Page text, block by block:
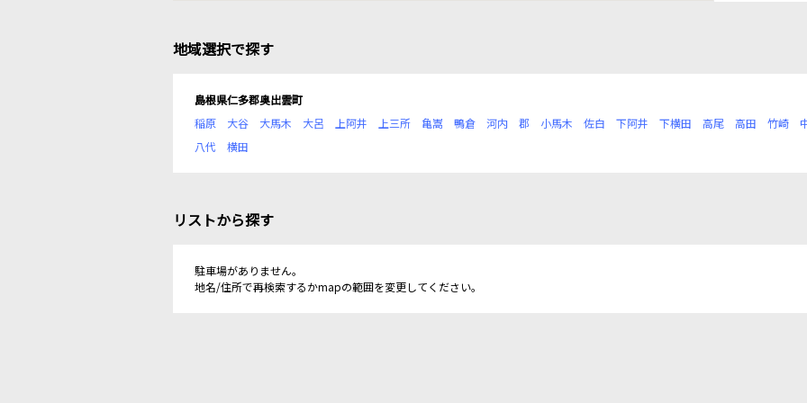
地域選択で探す
島根県仁多郡奥出雲町
稲原
大谷 大馬木 大呂 上阿井 上三所 亀嵩 鴨倉 河内 郡 小馬木 佐白 下阿井 下横田 高尾 高田 竹崎
八代
横田
リストから探す
駐車場がありません。
地名/住所で再検索するかmapの範囲を変更してください。